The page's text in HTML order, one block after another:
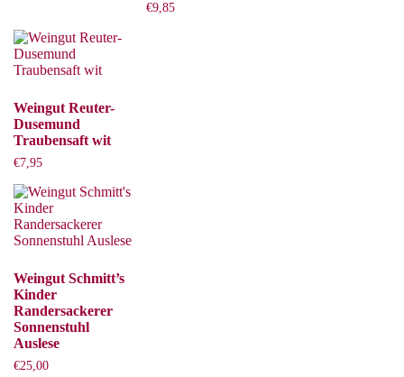
€9,85
Weingut Reuter-
Dusemund
Traubensaft wit
€7,95
Weingut Schmitt’s
Kinder
Randersackerer
Sonnenstuhl
Auslese
€25,00